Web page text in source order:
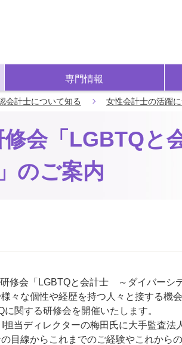
専門情報
会計士について知る 女性会計士の活躍
修会「LGBTQ
のご案内
修会「LGBTQと会計士 ～ダイバーシ
々な個性や経歴を持つ人々と接する機
関する研修会を開催いたします。
当ディレクターの梅田氏に大手監査法
目線からこれまでのご経験やこれから